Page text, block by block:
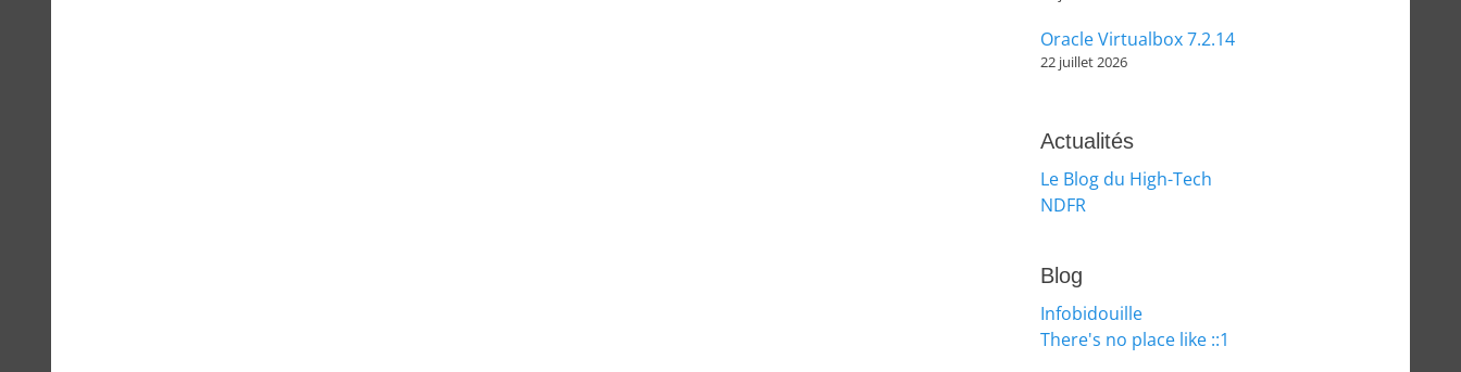
Oracle Virtualbox 7.2.14
22 juillet 2026
Actualités
Le Blog du High-Tech
NDFR
Blog
Infobidouille
There's no place like ::1